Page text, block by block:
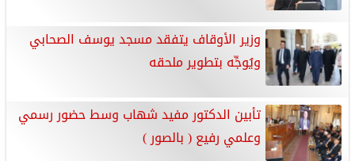
وزير الأوقاف يتفقد مسجد يوسف الصحابي
ويُوجِّه بتطوير ملحقه
تأبين الدكتور مفيد شهاب وسط حضور رسمي
وعلمي رفيع ( بالصور )